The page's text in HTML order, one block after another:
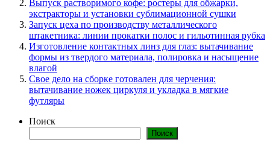
Выпуск растворимого кофе: ростеры для обжарки,
экстракторы и установки сублимационной сушки
Запуск цеха по производству металлического
штакетника: линии прокатки полос и гильотинная рубка
Изготовление контактных линз для глаз: вытачивание
формы из твердого материала, полировка и насыщение
влагой
Свое дело на сборке готовален для черчения:
вытачивание ножек циркуля и укладка в мягкие
футляры
Поиск
Поиск